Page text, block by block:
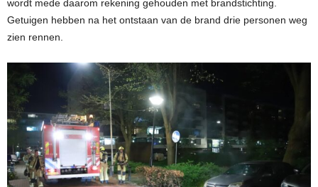
wordt mede daarom rekening gehouden met brandstichting.
Getuigen hebben na het ontstaan van de brand drie personen weg
zien rennen.